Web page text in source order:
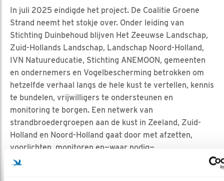
In juli 2025 eindigde het project. De Coalitie Groene
Strand neemt het stokje over. Onder leiding van
Stichting Duinbehoud blijven Het Zeeuwse Landschap,
Zuid-Hollands Landschap, Landschap Noord-Holland,
IVN Natuureducatie, Stichting ANEMOON, gemeenten
en ondernemers en Vogelbescherming betrokken om
hetzelfde verhaal langs de hele kust te vertellen, kennis
te bundelen, vrijwilligers te ondersteunen en
monitoring te borgen. Een netwerk van
strandbroedergroepen aan de kust in Zeeland, Zuid-
Holland en Noord-Holland gaat door met afzetten,
voorlichten, monitoren en—waar nodig—
nestbescherming.